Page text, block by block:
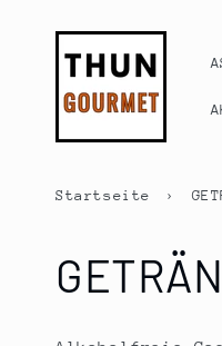
Startseite ›
K
a